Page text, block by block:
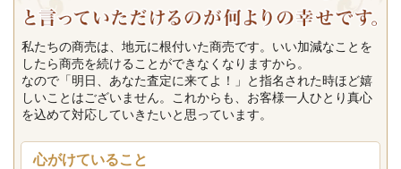
私たちの商売は、地元に根付いた商売です。いい加減なことを
したら商売を続けることができなくなりますから。
なので「明日、あなた査定に来てよ！」と指名された時ほど嬉
しいことはございません。これからも、お客様一人ひとり真心
を込めて対応していきたいと思っています。
心がけていること